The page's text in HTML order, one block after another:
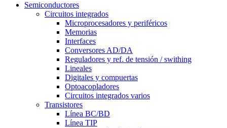
Semiconductores
Circuitos integrados
Microprocesadores y periféricos
Memorias
Interfaces
Conversores AD/DA
Reguladores y ref. de tensión / swithing
Lineales
Digitales y compuertas
Optoacopladores
Circuitos integrados varios
Transistores
Línea BC/BD
Línea TIP